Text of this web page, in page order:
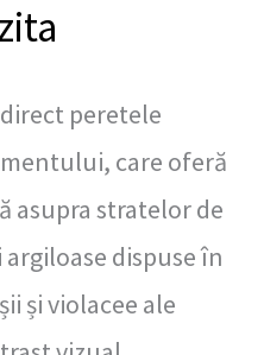
peretele
care oferă
asupra stratelor de
dispuse în
și violacee ale